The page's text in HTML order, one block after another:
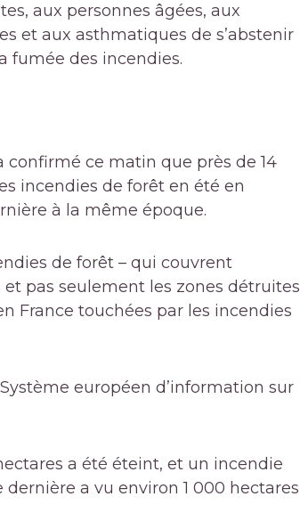
aux personnes âgées, aux
et aux asthmatiques de s’abstenir
fumée des incendies.
confirmé ce matin que près de 14
incendies de forêt en été en
à la même époque.
de forêt – qui couvrent
et pas seulement les zones détruites
France touchées par les incendies
européen d’information sur
a été éteint, et un incendie
a vu environ 1 000 hectares